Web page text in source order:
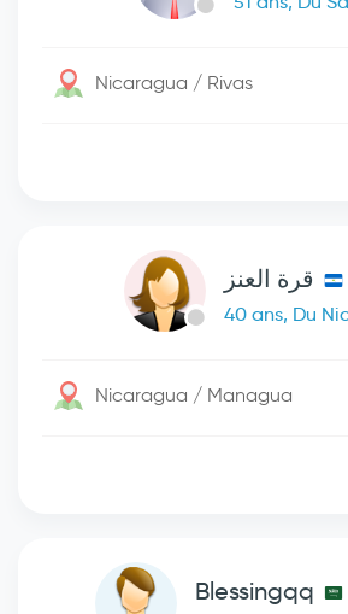
Nicaragua / Rivas
قرة العنز
40 ans, Du
Nicaragua / Managua
Blessingqq